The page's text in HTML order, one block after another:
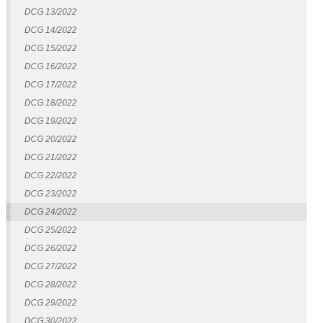
DCG 13/2022
DCG 14/2022
DCG 15/2022
DCG 16/2022
DCG 17/2022
DCG 18/2022
DCG 19/2022
DCG 20/2022
DCG 21/2022
DCG 22/2022
DCG 23/2022
DCG 24/2022
DCG 25/2022
DCG 26/2022
DCG 27/2022
DCG 28/2022
DCG 29/2022